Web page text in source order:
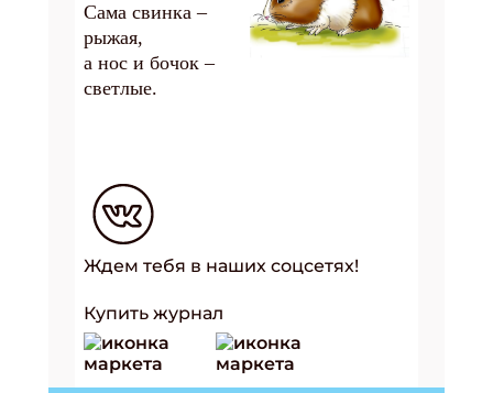
Сама свинка –
рыжая,
а нос и бочок –
светлые.
Ждем тебя в наших соцсетях!
Купить журнал